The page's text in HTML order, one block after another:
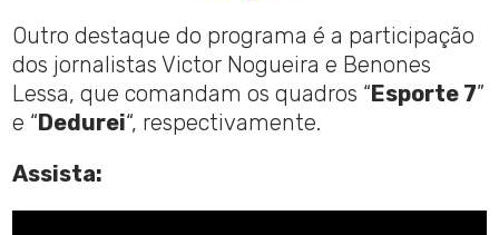
Outro destaque do programa é a participação
dos jornalistas Victor Nogueira e Benones
Lessa, que comandam os quadros “ Esporte 7”
e “ Dedurei“, respectivamente.
Assista: